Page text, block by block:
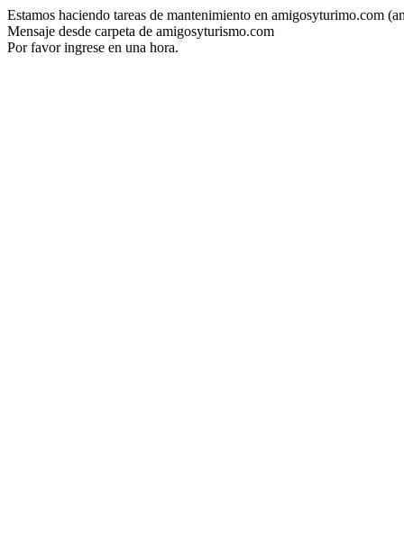
Estamos haciendo tareas de mantenimiento en amigosyturimo.com
Mensaje desde carpeta de amigosyturismo.com
Por favor ingrese en una hora.